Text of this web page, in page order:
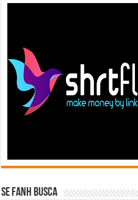
Se FanH Busca